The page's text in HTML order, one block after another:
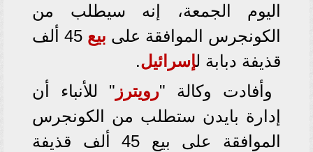
اليوم الجمعة، إنه سيطلب من
الكونجرس الموافقة على بيع
45 ألف
قذيفة دبابة لإسرائيل.
وأفادت وكالة "رويترز " للأنباء أن
إدارة بايدن ستطلب من الكونجرس
الموافقة على بيع 45 ألف قذيفة